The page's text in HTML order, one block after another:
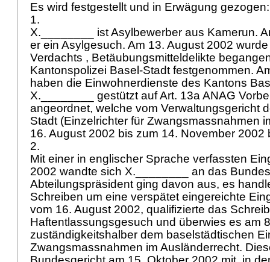
Es wird festgestellt und in Erwägung
1.
X.________ ist Asylbewerber aus Kamerun.
er ein Asylgesuch. Am 13. August 2002
Verdachts , Betäubungsmitteldelikte
Kantonspolizei Basel-Stadt festgenommen.
haben die Einwohnerdienste des Kantons
X.________ gestützt aufArt. 13a ANAG
angeordnet, welche vom Verwaltungsgericht
Stadt (Einzelrichter für Zwangsmassnahmen
16. August 2002 bis zum 14. November
2.
Mit einer in englischer Sprache verfassten
2002 wandte sich X.________ an das
Abteilungspräsident ging davon aus, es
Schreiben um eine verspätet eingereichte
vom 16. August 2002, qualifizierte das
Haftentlassungsgesuch und überwies es am
zuständigkeitshalber dem baselstädtischen
Zwangsmassnahmen im Ausländerrecht.